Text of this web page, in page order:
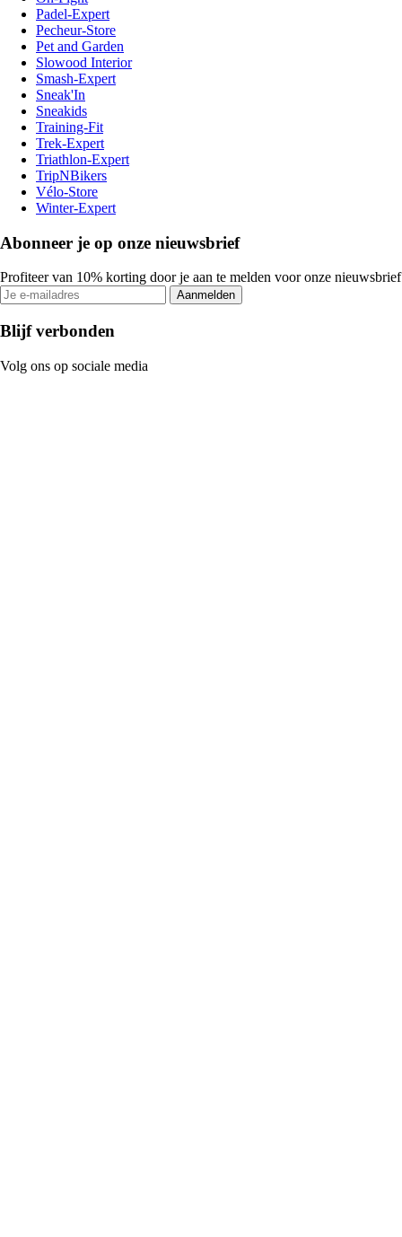
Padel-Expert
Pecheur-Store
Pet and Garden
Slowood Interior
Smash-Expert
Sneak'In
Sneakids
Training-Fit
Trek-Expert
Triathlon-Expert
TripNBikers
Vélo-Store
Winter-Expert
Abonneer je op onze nieuwsbrief
Profiteer van 10% korting door je aan te melden voor onze nieuwsbrief
Aanmelden
Blijf verbonden
Volg ons op sociale media